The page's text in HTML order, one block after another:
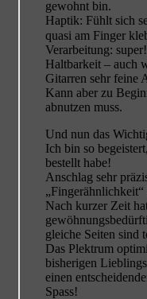
gewohnt bin.
Haptik: Fühlt sich
quasi am Finger
Verarbeitung:
Haltbarkeit – auch
Gitarren sehr feine
Kann aber zu
abnutzen muss.
Und nun das
Ich bin so
bestellt habe!
Anschlag sehr
Nach kurzer Zeit
gleiche Seiten sind
Das Plektrum
bisherigen
einen
Spass!